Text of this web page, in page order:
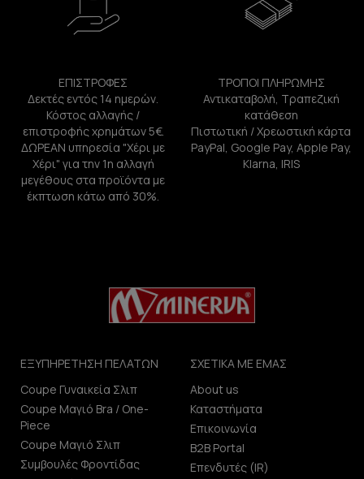
ΕΠΙΣΤΡΟΦΕΣ
Δεκτές εντός 14 ημερών.
Κόστος αλλαγής /
επιστροφής χρημάτων 5€.
ΔΩΡΕΑΝ υπηρεσία "Χέρι με
Χέρι" για την 1η αλλαγή
μεγέθους στα προϊόντα με
έκπτωση κάτω από 30%.
ΤΡΟΠΟΙ ΠΛΗΡΩΜΗΣ
Αντικαταβολή, Τραπεζική
κατάθεση
Πιστωτική / Χρεωστική κάρτα
PayPal, Google Pay, Apple Pay,
Klarna, IRIS
ΕΞΥΠΗΡΕΤΗΣΗ ΠΕΛΑΤΩΝ
Coupe Γυναικεία Σλιπ
Coupe Μαγιό Bra / One-
Piece
Coupe Μαγιό Σλιπ
Συμβουλές Φροντίδας
ΣΧΕΤΙΚΑ ΜΕ ΕΜΑΣ
About us
Καταστήματα
Επικοινωνία
B2B Portal
Επενδυτές (IR)